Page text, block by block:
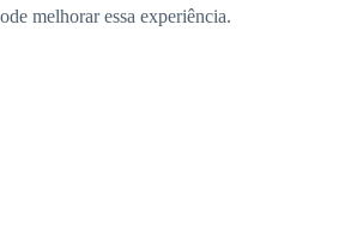
melhorar essa experiência.